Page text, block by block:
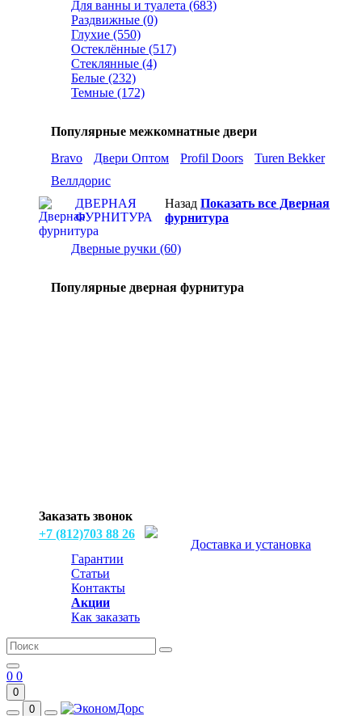
Для ванны и туалета (683)
Раздвижные (0)
Глухие (550)
Остеклённые (517)
Стеклянные (4)
Белые (232)
Темные (172)
Популярные межкомнатные двери
Bravo
Двери Оптом Profil Doors
Turen Bekker
Веллдорис
ДВЕРНАЯ
ФУРНИТУРА
Назад Показать все Дверная
фурнитура
Дверные ручки (60)
Популярные дверная фурнитура
Заказать звонок
+7 (812)703 88 26
Доставка и установка
Гарантии
Статьи
Контакты
Акции
Как заказать
0 0
0
0